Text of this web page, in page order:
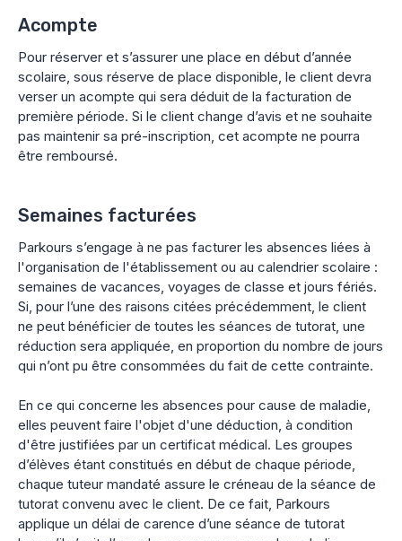
Acompte
Pour réserver et s’assurer une place en début d’année
scolaire, sous réserve de place disponible, le client devra
verser un acompte qui sera déduit de la facturation de
première période. Si le client change d’avis et ne souhaite
pas maintenir sa pré-inscription, cet acompte ne pourra
être remboursé.
Semaines facturées
Parkours s’engage à ne pas facturer les absences liées à
l'organisation de l'établissement ou au calendrier scolaire :
semaines de vacances, voyages de classe et jours fériés.
Si, pour l’une des raisons citées précédemment, le client
ne peut bénéficier de toutes les séances de tutorat, une
réduction sera appliquée, en proportion du nombre de jours
qui n’ont pu être consommées du fait de cette contrainte.
En ce qui concerne les absences pour cause de maladie,
elles peuvent faire l'objet d'une déduction, à condition
d'être justifiées par un certificat médical. Les groupes
d’élèves étant constitués en début de chaque période,
chaque tuteur mandaté assure le créneau de la séance de
tutorat convenu avec le client. De ce fait, Parkours
applique un délai de carence d’une séance de tutorat